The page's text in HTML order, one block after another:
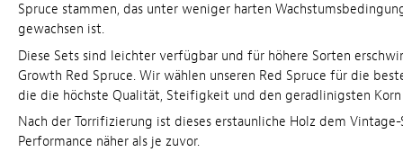
Spruce stammen, das unter weniger harten
gewachsen ist.
Diese Sets sind leichter verfügbar und für höhere Sorten
Growth Red Spruce. Wir wählen unseren Red Spruce für die
die die höchste Qualität, Steifigkeit und den geradlinigsten
Nach der Torrifizierung ist dieses erstaunliche Holz dem
Performance näher als je zuvor.